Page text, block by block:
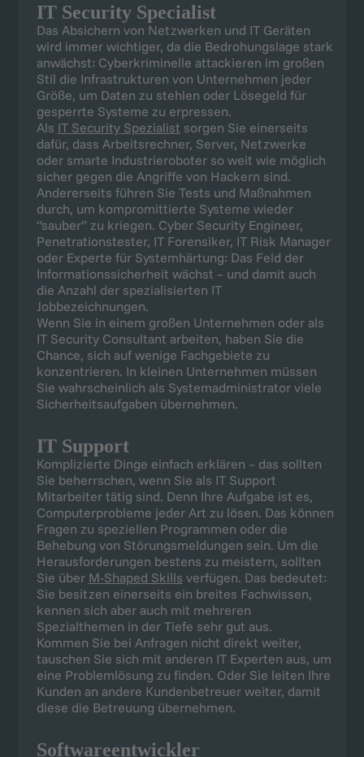
IT Security Specialist
Das Absichern von Netzwerken und IT Geräten
wird immer wichtiger, da die Bedrohungslage stark
anwächst: Cyberkriminelle attackieren im großen
Stil die Infrastrukturen von Unternehmen jeder
Größe, um Daten zu stehlen oder Lösegeld für
gesperrte Systeme zu erpressen.
Als IT Security Spezialist sorgen Sie einerseits
dafür, dass Arbeitsrechner, Server, Netzwerke
oder smarte Industrieroboter so weit wie möglich
sicher gegen die Angriffe von Hackern sind.
Andererseits führen Sie Tests und Maßnahmen
durch, um kompromittierte Systeme wieder
“sauber” zu kriegen. Cyber Security Engineer,
Penetrationstester, IT Forensiker, IT Risk Manager
oder Experte für Systemhärtung: Das Feld der
Informationssicherheit wächst – und damit auch
die Anzahl der spezialisierten IT
Jobbezeichnungen.
Wenn Sie in einem großen Unternehmen oder als
IT Security Consultant arbeiten, haben Sie die
Chance, sich auf wenige Fachgebiete zu
konzentrieren. In kleinen Unternehmen müssen
Sie wahrscheinlich als Systemadministrator viele
Sicherheitsaufgaben übernehmen.
IT Support
Komplizierte Dinge einfach erklären – das sollten
Sie beherrschen, wenn Sie als IT Support
Mitarbeiter tätig sind. Denn Ihre Aufgabe ist es,
Computerprobleme jeder Art zu lösen. Das können
Fragen zu speziellen Programmen oder die
Behebung von Störungsmeldungen sein. Um die
Herausforderungen bestens zu meistern, sollten
Sie über M-Shaped Skills verfügen. Das bedeutet:
Sie besitzen einerseits ein breites Fachwissen,
kennen sich aber auch mit mehreren
Spezialthemen in der Tiefe sehr gut aus.
Kommen Sie bei Anfragen nicht direkt weiter,
tauschen Sie sich mit anderen IT Experten aus, um
eine Problemlösung zu finden. Oder Sie leiten Ihre
Kunden an andere Kundenbetreuer weiter, damit
diese die Betreuung übernehmen.
Softwareentwickler